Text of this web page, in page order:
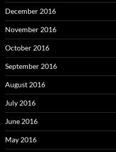
December 2016
November 2016
October 2016
September 2016
August 2016
July 2016
June 2016
May 2016